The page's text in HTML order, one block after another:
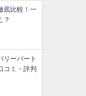
底比較！一
？
リーパート
コミ・評判